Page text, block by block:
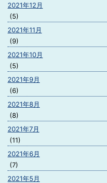
2021年12月
(5)
2021年11月
(9)
2021年10月
(5)
2021年9月
(6)
2021年8月
(8)
2021年7月
(11)
2021年6月
(7)
2021年5月